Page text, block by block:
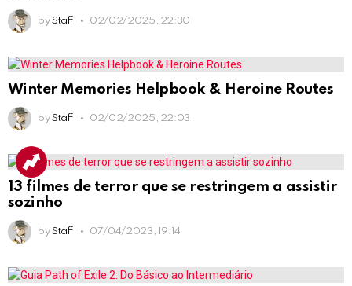
by Staff 02/02/2025, 22:30
Winter Memories Helpbook & Heroine Routes
by Staff 02/02/2025, 22:03
13 filmes de terror que se restringem a assistir
sozinho
by Staff 07/04/2023, 19:14